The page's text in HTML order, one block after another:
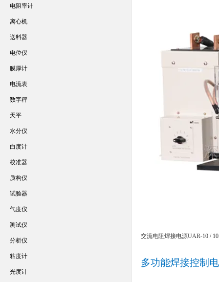
交流电阻焊接电源UAR-10 /
多功能焊接控制
电阻率计
离心机
送料器
电位仪
膜厚计
电流表
数字秤
天平
水分仪
白度计
校准器
质构仪
试验器
气度仪
测试仪
分析仪
粘度计
光度计